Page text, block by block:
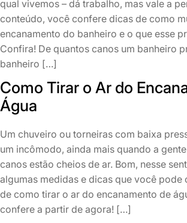
qual vivemos – dá trabalho, mas vale a
conteúdo, você confere dicas de como
encanamento do banheiro e o que esse
Confira! De quantos canos um banheiro
banheiro […]
Como Tirar o Ar do
Água
Um chuveiro ou torneiras com baixa
um incômodo, ainda mais quando a
canos estão cheios de ar. Bom, nesse
algumas medidas e dicas que você pode
de como tirar o ar do encanamento de
confere a partir de agora! […]